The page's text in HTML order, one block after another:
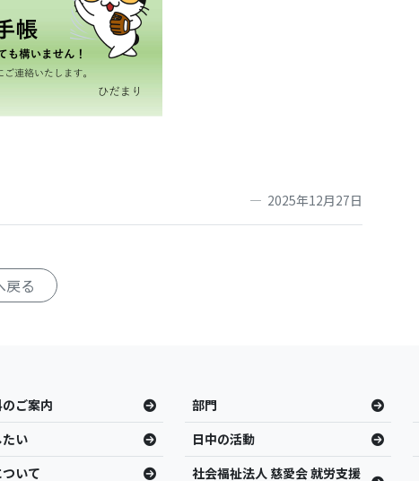
2025年12月27日
戻る
ご案内 部門
い
日中の活動
いて
社会福祉法人 慈愛会 就労支援